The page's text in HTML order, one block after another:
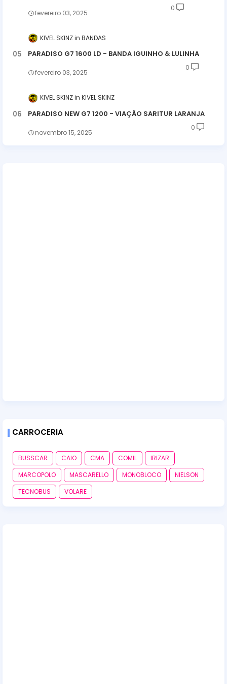
fevereiro 03, 2025
0
KIVEL SKINZ BANDAS
PARADISO G7 1600 LD - BANDA IGUINHO & LULINHA
fevereiro 03, 2025
0
KIVEL SKINZ KIVEL SKINZ
PARADISO NEW G7 1200 - VIAÇÃO SARITUR LARANJA
novembro 15, 2025
0
CARROCERIA
BUSSCAR CAIO CMA COMIL
IRIZAR
MARCOPOLO
MASCARELLO MONOBLOCO
NIELSON
TECNOBUS
VOLARE